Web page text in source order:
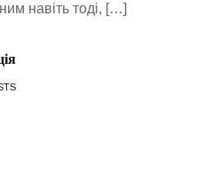
навіть тоді, […]